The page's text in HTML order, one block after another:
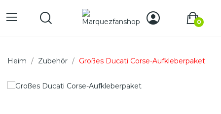
0
Heim Zubehör Großes Ducati Corse-Aufkleberpaket